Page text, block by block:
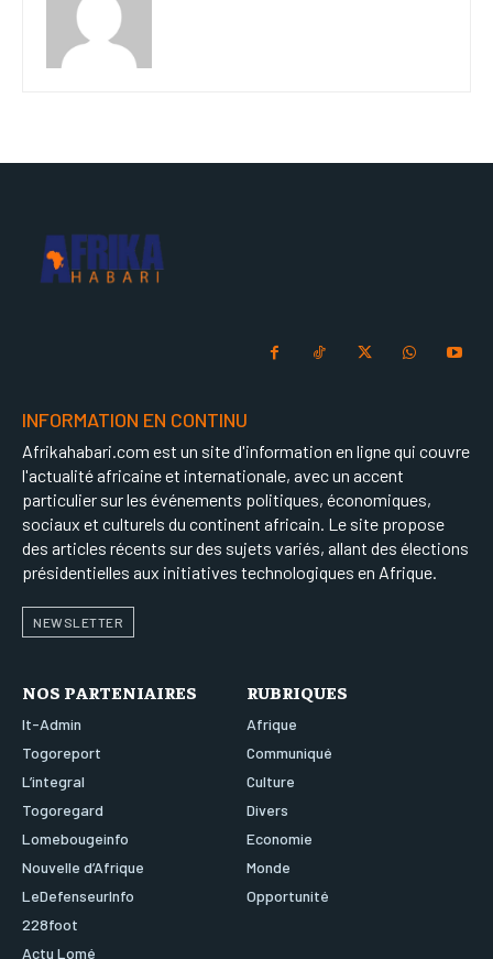
INFORMATION EN CONTINU
Afrikahabari.com est un site d'information en ligne qui couvre
l'actualité africaine et internationale, avec un accent
particulier sur les événements politiques, économiques,
sociaux et culturels du continent africain. Le site propose
des articles récents sur des sujets variés, allant des élections
présidentielles aux initiatives technologiques en Afrique.
NEWSLETTER
NOS PARTENIAIRES
It-Admin
Togoreport
L’integral
Togoregard
Lomebougeinfo
Nouvelle d’Afrique
LeDefenseurInfo
228foot
Actu Lomé
RUBRIQUES
Afrique
Communiqué
Culture
Divers
Economie
Monde
Opportunité